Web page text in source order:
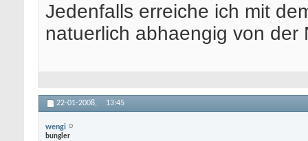
Jedenfalls erreiche ich mit
natuerlich abhaengig von der
22-01-2008, 13:45
wengi
bungler